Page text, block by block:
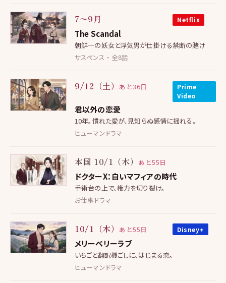
7〜9月 Netflix
The Scandal
朝鮮一の妖女と浮気男が仕掛ける禁断の賭け
サスペンス ・ 全8話
9/12（土） あと36日
Prime
Video
君以外の恋愛
10年。慣れた愛が、見知らぬ感情に揺れる。
ヒューマンドラマ
本国 10/1（木） あと55日
ドクターX：白いマフィアの時代
手術台の上で、権力を切り裂け。
お仕事ドラマ
10/1（木） あと55日 Disney+
メリーベリーラブ
いちごと翻訳機ごしに、はじまる恋。
ヒューマンドラマ